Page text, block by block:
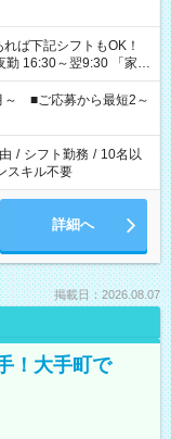
～翌9:30 「家族
飯の準備がしたい」
希望を教えてください
で週40時間を超える場
～ ■ご応募から最短2～
/ シフト勤務 / 10名以
スキル不要
詳細へ
掲載日：2026.08.07
！大手町で